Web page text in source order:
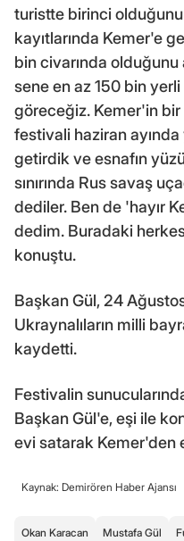
turistte birinci
kayıtlarında Kemer'e
bin civarında
sene en az 150 bin
göreceğiz. Kemer'in
festivali haziran
getirdik ve esnafın
sınırında Rus savaş
dediler. Ben de 'hayır
dedim. Buradaki
konuştu.
Başkan Gül, 24
Ukraynalıların milli
kaydetti.
Festivalin
Başkan Gül'e, eşi ile
evi satarak Kemer'den
Kaynak: Demirören Haber Ajansı
Okan Karacan Mustafa Gül